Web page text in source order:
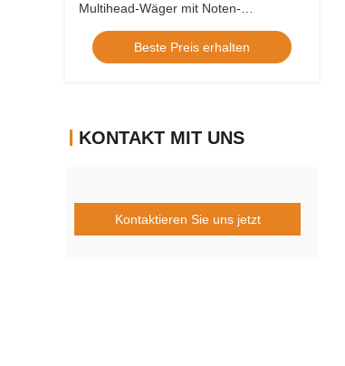
Multihead-Wäger mit Noten-
Bildschirmanzeige-System
Beste Preis erhalten
KONTAKT MIT UNS
Kontaktieren Sie uns jetzt